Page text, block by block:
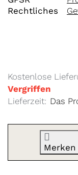
Rechtliches
Kostenlose
Vergriffen
Lieferzeit: Das
Merken